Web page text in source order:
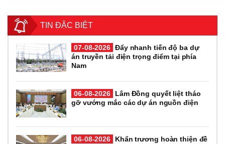
TIN ĐẶC BIỆT
07-08-2026 Đẩy nhanh tiến độ ba dự
án truyền tải điện trọng điểm tại phía
Nam
06-08-2026
Lâm Đồng quyết liệt tháo
gỡ vướng mắc các dự án nguồn điện
06-08-2026
Khẩn trương hoàn thiện đề